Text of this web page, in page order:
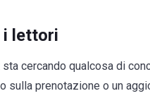
i lettori
cercando qualcosa di
sulla prenotazione o un